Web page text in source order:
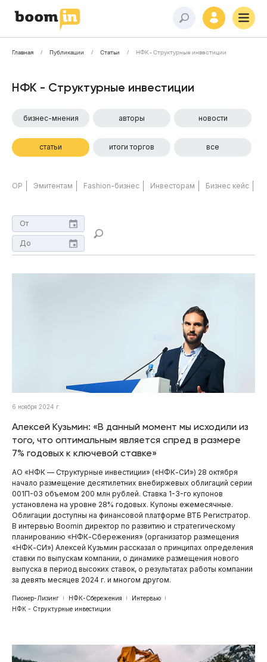
Главная Публикации Статьи НФК - Структурные инвестиции
НФК - Структурные инвестиции
бизнес-мнения авторы новости
статьи итоги торгов все
ОР Эмитентам Fashion-бизнес Инвесторам Бизнес кейс
6 ноября 2024 г.
Алексей Кузьмин: «В данный момент мы исходили из
того, что оптимальным является спред в размере
7% годовых к ключевой ставке»
АО «НФК — Структурные инвестиции» («НФК-СИ») 28 октября
начало размещение десятилетних внебиржевых облигаций серии
001П-03 объемом 200 млн рублей. Ставка 1-3-го купонов
установлена на уровне 28% годовых. Купоны ежемесячные.
Облигации доступны на финансовой платформе ВТБ Регистратор.
В интервью Boomin директор по развитию и стратегическому
планированию «НФК-Сбережения» (организатор размещения
«НФК-СИ») Алексей Кузьмин рассказал о принципах определения
ставки по выпускам компании, о динамике размещения нового
выпуска в период высоких ставок, о результатах работы компании
за девять месяцев 2024 г. и многом другом.
Пионер-Лизинг НФК-Сбережения
Интервью
НФК - Структурные инвестиции